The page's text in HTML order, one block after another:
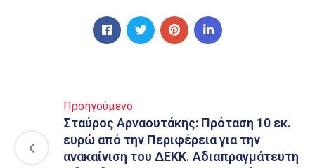
Προηγούμενο
Σταύρος Αρναουτάκης: Πρόταση 10 εκ.
ευρώ από την Περιφέρεια για την
ανακαίνιση του ΔΕΚΚ. Αδιαπραγμάτευτη